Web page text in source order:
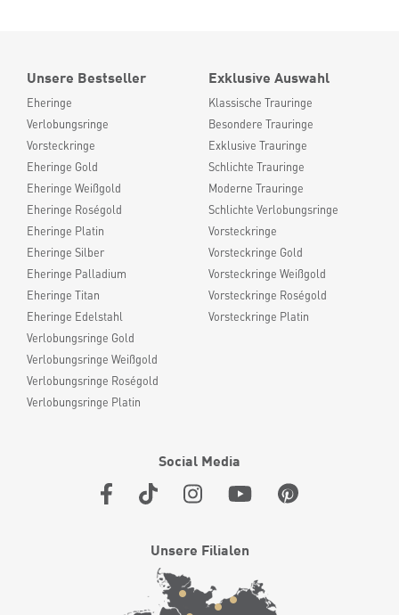
Unsere Bestseller
Eheringe
Verlobungsringe
Vorsteckringe
Eheringe Gold
Eheringe Weißgold
Eheringe Roségold
Eheringe Platin
Eheringe Silber
Eheringe Palladium
Eheringe Titan
Eheringe Edelstahl
Verlobungsringe Gold
Verlobungsringe Weißgold
Verlobungsringe Roségold
Verlobungsringe Platin
Exklusive Auswahl
Klassische Trauringe
Besondere Trauringe
Exklusive Trauringe
Schlichte Trauringe
Moderne Trauringe
Schlichte Verlobungsringe
Vorsteckringe
Vorsteckringe Gold
Vorsteckringe Weißgold
Vorsteckringe Roségold
Vorsteckringe Platin
Social Media
Unsere Filialen